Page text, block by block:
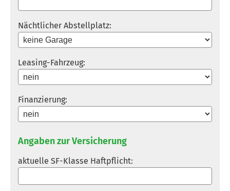
Nächtlicher Abstellplatz:
Leasing-Fahrzeug:
Finanzierung:
Angaben zur Versicherung
aktuelle SF-Klasse Haft­pflicht: